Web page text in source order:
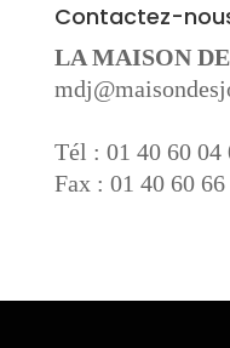
Contactez-
LA MAISON
Tél : 01 40 60 04
Fax : 01 40 60 66